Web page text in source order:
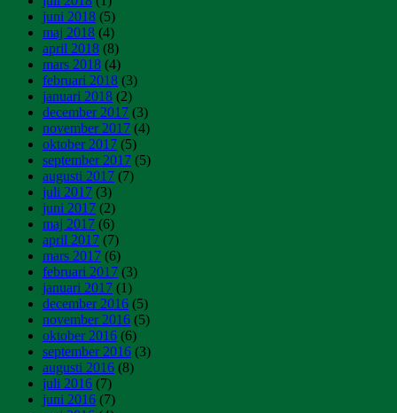
juni 2018 (5)
maj 2018 (4)
april 2018 (8)
mars 2018 (4)
februari 2018 (3)
januari 2018 (2)
december 2017 (3)
november 2017 (4)
oktober 2017 (5)
september 2017 (5)
augusti 2017 (7)
juli 2017 (3)
juni 2017 (2)
maj 2017 (6)
april 2017 (7)
mars 2017 (6)
februari 2017 (3)
januari 2017 (1)
december 2016 (5)
november 2016 (5)
oktober 2016 (6)
september 2016 (3)
augusti 2016 (8)
juli 2016 (7)
juni 2016 (7)